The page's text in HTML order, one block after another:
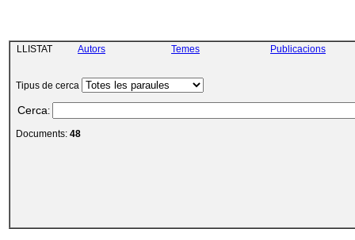
LLISTAT Autors Temes Publicacions
Tipus de cerca
Cerca:
Documents: 48